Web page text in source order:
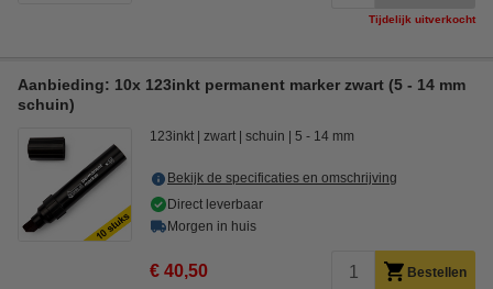
Tijdelijk uitverkocht
Aanbieding: 10x 123inkt permanent marker zwart (5 - 14 mm
schuin)
123inkt zwart schuin 5 - 14 mm
Bekijk de specificaties en omschrijving
Direct leverbaar
Morgen in huis
€ 40,50 Bestellen